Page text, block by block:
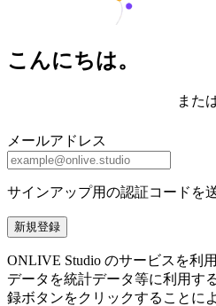
こんにちは。
また
メールアドレス
サインアップ用の認証コードを
新規登録
ONLIVE Studio のサービスを利
データを統計データ等に利用す
録ボタンをクリックすることに